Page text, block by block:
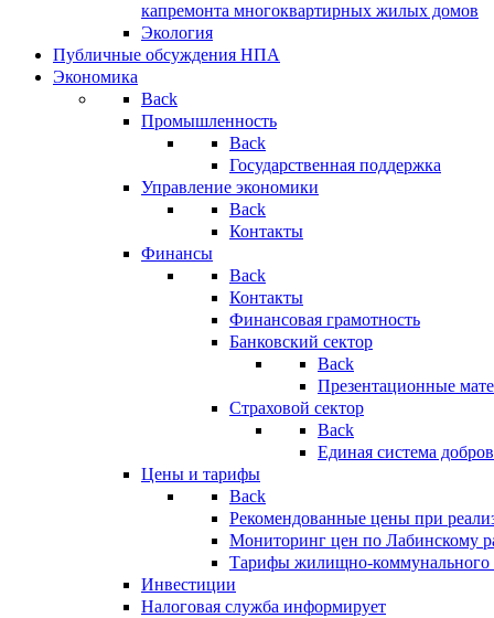
капремонта многоквартирных жилых домов
Экология
Публичные обсуждения НПА
Экономика
Back
Промышленность
Back
Государственная поддержка
Управление экономики
Back
Контакты
Финансы
Back
Контакты
Финансовая грамотность
Банковский сектор
Back
Презентационные
Страховой сектор
Back
Единая система
Цены и тарифы
Back
Рекомендованные цены при
Мониторинг цен по Лабинскому
Тарифы жилищно-коммунального
Инвестиции
Налоговая служба информирует